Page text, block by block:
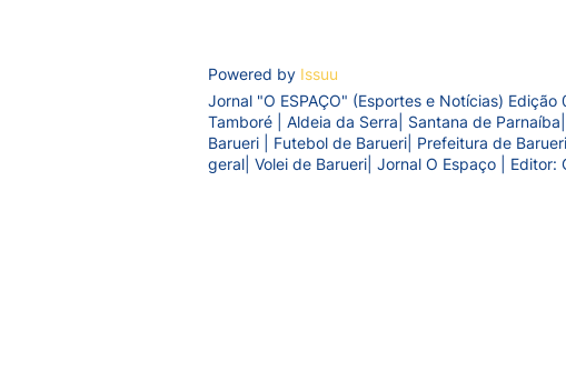
Powered by Issuu
Jornal "O ESPAÇO" (Esportes e Notícias)
Tamboré | Aldeia da Serra| Santana de
Barueri | Futebol de Barueri| Prefeitura de
geral| Volei de Barueri| Jornal O Espaço | Editor: